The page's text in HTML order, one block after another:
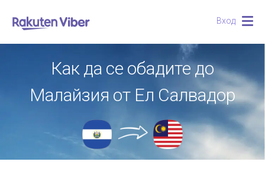
Вход
Как да се обадите до
Малайзия от Ел Салвадор